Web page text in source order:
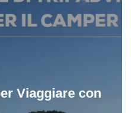
Viaggiare con